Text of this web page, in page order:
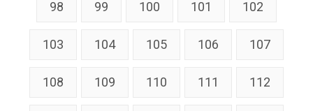
98 99 100 101 102
103 104 105 106 107
108 109 110 111 112